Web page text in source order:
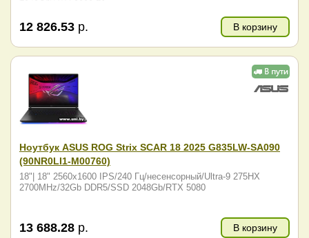
12 826.53 р. В корзину
Ноутбук ASUS ROG Strix SCAR 18 2025 G835LW-SA090
(90NR0LI1-M00760)
18"| 18" 2560x1600 IPS/240 Гц/несенсорный/Ultra-9 275HX
2700MHz/32Gb DDR5/SSD 2048Gb/RTX 5080
13 688.28 р. В корзину